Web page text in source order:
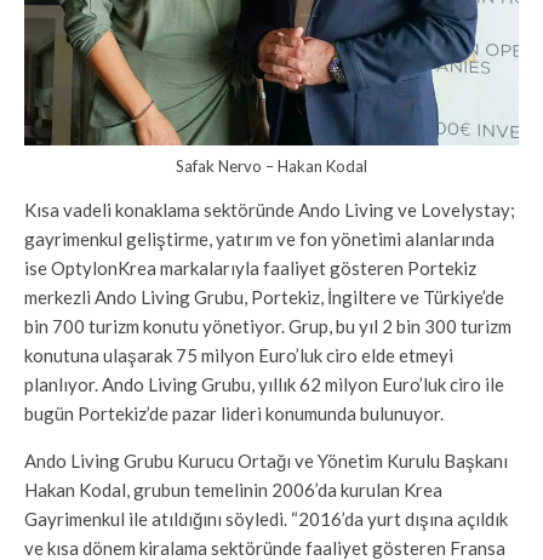
Safak Nervo – Hakan Kodal
Kısa vadeli konaklama sektöründe Ando Living ve Lovelystay;
gayrimenkul geliştirme, yatırım ve fon yönetimi alanlarında
ise OptylonKrea markalarıyla faaliyet gösteren Portekiz
merkezli Ando Living Grubu, Portekiz, İngiltere ve Türkiye’de
bin 700 turizm konutu yönetiyor. Grup, bu yıl 2 bin 300 turizm
konutuna ulaşarak 75 milyon Euro’luk ciro elde etmeyi
planlıyor. Ando Living Grubu, yıllık 62 milyon Euro’luk ciro ile
bugün Portekiz’de pazar lideri konumunda bulunuyor.
Ando Living Grubu Kurucu Ortağı ve Yönetim Kurulu Başkanı
Hakan Kodal, grubun temelinin 2006’da kurulan Krea
Gayrimenkul ile atıldığını söyledi. “2016’da yurt dışına açıldık
ve kısa dönem kiralama sektöründe faaliyet gösteren Fransa